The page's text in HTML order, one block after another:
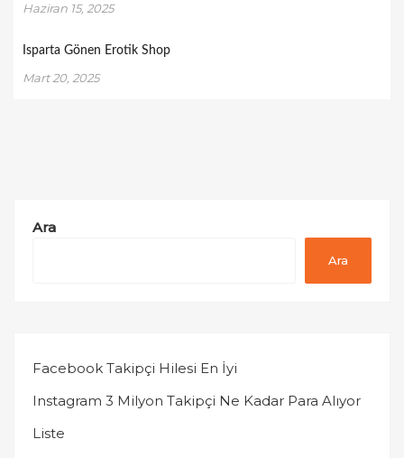
Haziran 15, 2025
Isparta Gönen Erotik Shop
Mart 20, 2025
Ara
Ara
Facebook Takipçi Hilesi En İyi
Instagram 3 Milyon Takipçi Ne Kadar Para Alıyor
Liste